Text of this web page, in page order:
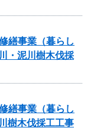
繕事業（暮らし
・泥川樹木伐採
繕事業（暮らし
樹木伐採工工事